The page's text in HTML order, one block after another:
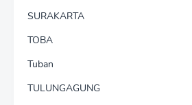
SURAKARTA
TOBA
Tuban
TULUNGAGUNG